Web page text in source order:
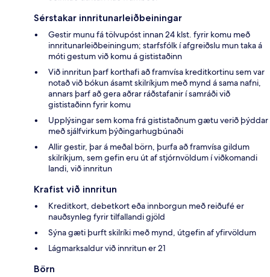
Sérstakar innritunarleiðbeiningar
Gestir munu fá tölvupóst innan 24 klst. fyrir komu með
innritunarleiðbeiningum; starfsfólk í afgreiðslu mun taka á
móti gestum við komu á gististaðinn
Við innritun þarf korthafi að framvísa kreditkortinu sem var
notað við bókun ásamt skilríkjum með mynd á sama nafni,
annars þarf að gera aðrar ráðstafanir í samráði við
gististaðinn fyrir komu
Upplýsingar sem koma frá gististaðnum gætu verið þýddar
með sjálfvirkum þýðingarhugbúnaði
Allir gestir, þar á meðal börn, þurfa að framvísa gildum
skilríkjum, sem gefin eru út af stjórnvöldum í viðkomandi
landi, við innritun
Krafist við innritun
Kreditkort, debetkort eða innborgun með reiðufé er
nauðsynleg fyrir tilfallandi gjöld
Sýna gæti þurft skilríki með mynd, útgefin af yfirvöldum
Lágmarksaldur við innritun er 21
Börn